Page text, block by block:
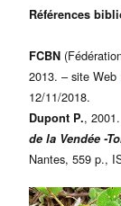
Références
FCBN
2013. – site Web
12/11/2018.
Dupont P.,
de la Vendée -
Nantes, 559 p.,